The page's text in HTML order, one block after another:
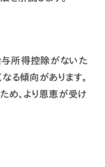
所得控除がないた
る傾向があります。
め、より恩恵が受け